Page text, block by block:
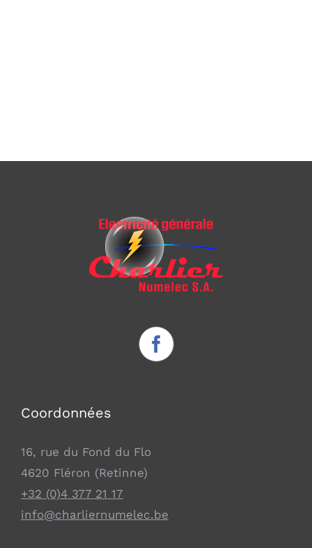
Coordonnées
16, rue du Fond du Flo
4620 Fléron (Retinne)
+32 (0)4 377 21 17
info@charliernumelec.be